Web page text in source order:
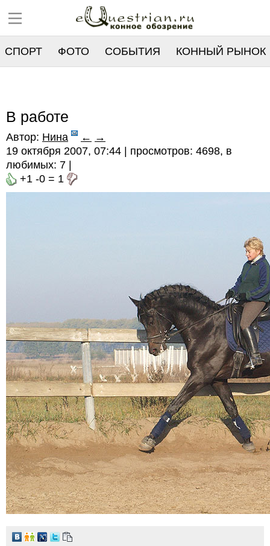
СПОРТ ФОТО СОБЫТИЯ КОННЫЙ РЫНОК
В работе
Автор: Нина ← →
19 октября 2007, 07:44 | просмотров: 4698, в
любимых: 7
+1 -0 = 1